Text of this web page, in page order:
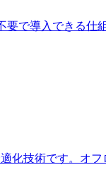
要で導入できる
化技術です。オ